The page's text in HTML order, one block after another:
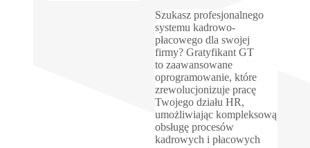
Szukasz profesjonalnego
systemu kadrowo-
płacowego dla swojej
firmy? Gratyfikant GT
to zaawansowane
oprogramowanie, które
zrewolucjonizuje pracę
Twojego działu HR,
umożliwiając kompleksową
obsługę procesów
kadrowych i płacowych